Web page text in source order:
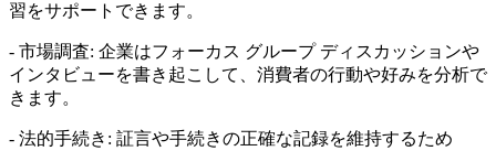
習をサポートできます。
- 市場調査: 企業はフォーカス グループ ディスカッションや
インタビューを書き起こして、消費者の行動や好みを分析で
きます。
- 法的手続き: 証言や手続きの正確な記録を維持するため